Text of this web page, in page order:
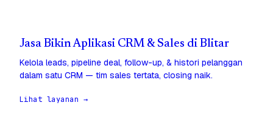
Jasa Bikin Aplikasi CRM & Sales di Blitar
Kelola leads, pipeline deal, follow-up, & histori pelanggan
dalam satu CRM — tim sales tertata, closing naik.
Lihat layanan →